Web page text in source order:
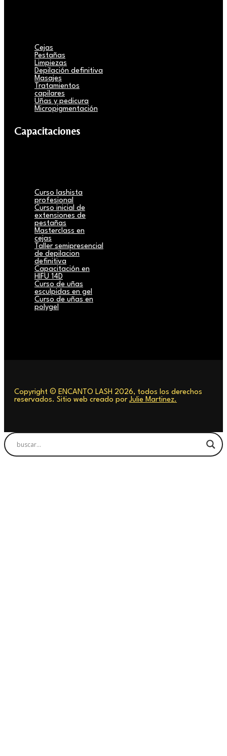
Cejas
Pestañas
Limpiezas
Depilación definitiva
Masajes
Tratamientos
capilares
Uñas y pedicura
Micropigmentación
Capacitaciones
Curso lashista
profesional
Curso inicial de
extensiones de
pestañas
Masterclass en
cejas
Taller semipresencial
de depilacion
definitiva
Capacitación en
HIFU 14D
Curso de uñas
esculpidas en gel
Curso de uñas en
polygel
Copyright © ENCANTO LASH 2026, todos los derechos
reservados. Sitio web creado por Julie Martinez.